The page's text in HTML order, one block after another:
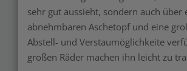
sehr gut aussieht, sondern auch über
abnehmbaren Aschetopf und eine
Abstell- und Verstaumöglichkeite
großen Räder machen ihn leicht zu